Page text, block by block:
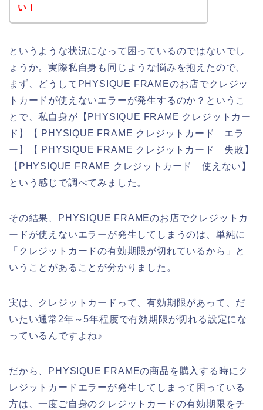
い！
というような状況になって困っているのではないでし
ょうか。実際私自身も同じような悩みを抱えたので、
まず、どうしてPHYSIQUE FRAMEのお店でクレジッ
トカードが使えないエラーが発生するのか？というこ
とで、私自身が【PHYSIQUE FRAME クレジットカー
ド】【 PHYSIQUE FRAME クレジットカード エラ
ー】【 PHYSIQUE FRAME クレジットカード 失敗】
【PHYSIQUE FRAME クレジットカード 使えない】
という感じで調べてみました。
その結果、PHYSIQUE FRAMEのお店でクレジットカ
ードが使えないエラーが発生してしまうのは、単純に
「クレジットカードの有効期限が切れているから」と
いうことがあることが分かりました。
実は、クレジットカードって、有効期限があって、だ
いたい通常2年～5年程度で有効期限が切れる設定にな
っているんですよね♪
だから、PHYSIQUE FRAMEの商品を購入する時にク
レジットカードエラーが発生してしまって困っている
方は、一度ご自身のクレジットカードの有効期限をチ